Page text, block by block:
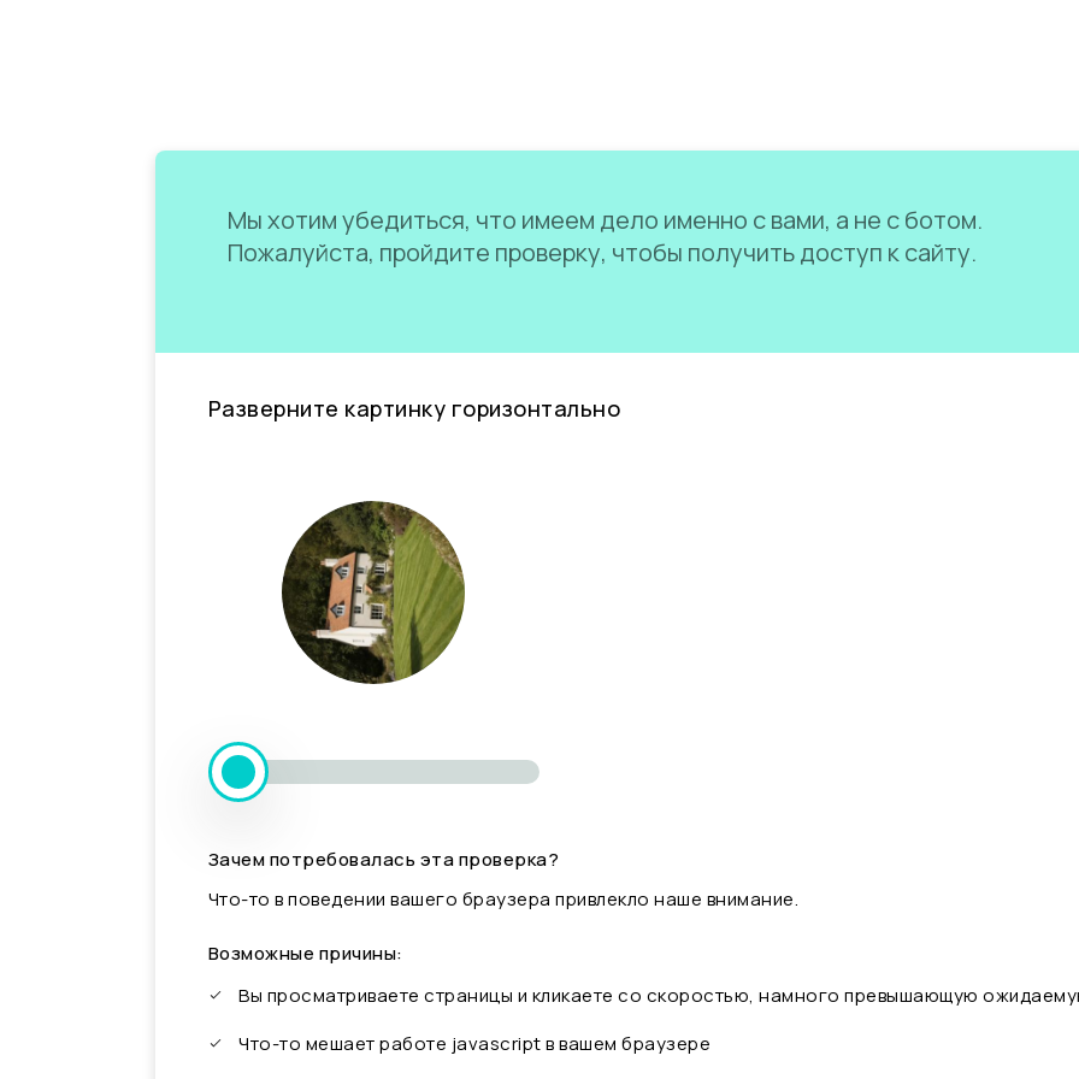
Мы хотим убедиться, что имеем дело именно с вами, а не с ботом.
Пожалуйста, пройдите проверку, чтобы получить доступ к сайту.
Разверните картинку горизонтально
Зачем потребовалась эта проверка?
Что-то в поведении вашего браузера привлекло наше внимание.
Возможные причины:
Вы просматриваете страницы и кликаете со скоростью, намного превышающую
Что-то мешает работе javascript в вашем браузере